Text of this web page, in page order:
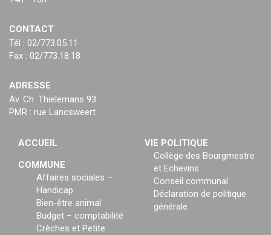
CONTACT
Tél : 02/773.05.11
Fax : 02/773.18.18
ADRESSE
Av. Ch. Thielemans 93
PMR : rue Lancsweert
ACCUEIL
COMMUNE
Affaires sociales –
Handicap
Bien-être animal
Budget – comptabilité
Crèches et Petite
VIE POLITIQUE
Collège des Bourgmestre
et Echevins
Conseil communal
Déclaration de politique
générale